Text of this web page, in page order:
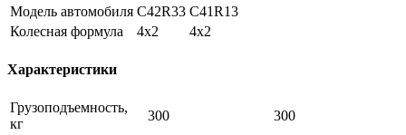
Модель автомобиля C42R33 C41R13
Колесная формула
4x2 4x2
Характеристики
Грузоподъемность,
кг
300
300